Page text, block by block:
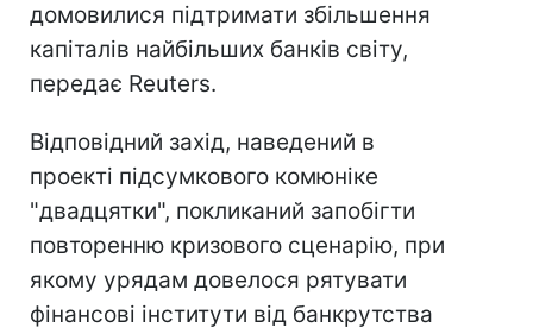
домовилися підтримати збільшення
капіталів найбільших банків світу,
передає Reuters.
Відповідний захід, наведений в
проекті підсумкового комюніке
"двадцятки", покликаний запобігти
повторенню кризового сценарію, при
якому урядам довелося рятувати
фінансові інститути від банкрутства